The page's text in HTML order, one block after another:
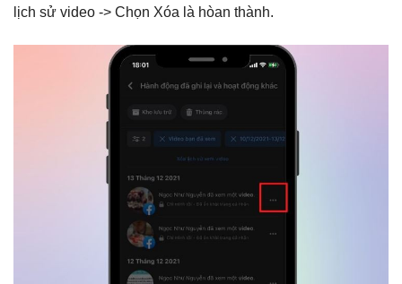
lịch sử video -> Chọn Xóa là hòan thành.